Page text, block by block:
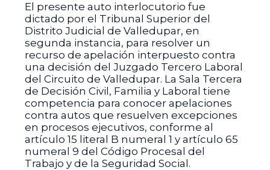
El presente auto interlocutorio fue
dictado por el Tribunal Superior del
Distrito Judicial de Valledupar, en
segunda instancia, para resolver un
recurso de apelación interpuesto contra
una decisión del Juzgado Tercero Laboral
del Circuito de Valledupar. La Sala Tercera
de Decisión Civil, Familia y Laboral tiene
competencia para conocer apelaciones
contra autos que resuelven excepciones
en procesos ejecutivos, conforme al
artículo 15 literal B numeral 1 y artículo 65
numeral 9 del Código Procesal del
Trabajo y de la Seguridad Social.